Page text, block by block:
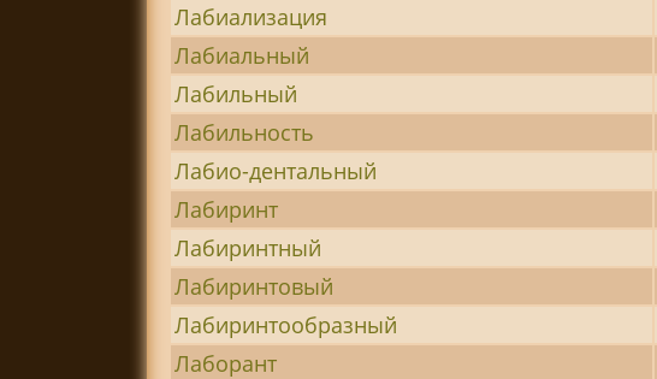
Лабиализация
Лабиальный
Лабильный
Лабильность
Лабио-дентальный
Лабиринт
Лабиринтный
Лабиринтовый
Лабиринтообразный
Лаборант